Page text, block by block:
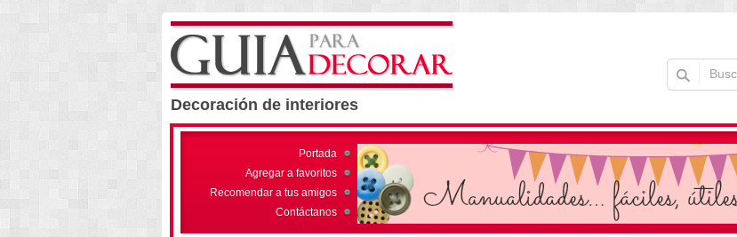
Decoración de interiores
Portada
Agregar a favoritos
Recomendar a tus amigos
Contáctanos